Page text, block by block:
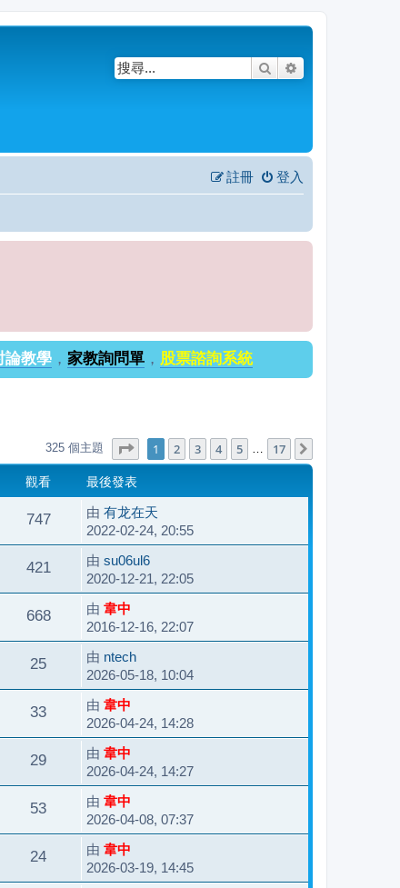
搜尋
登入
註冊
論教學 ， 家教詢問單 ， 股票諮詢系統
325 個主題 1頁 (共 17 頁)
1 2 3 4 5 … 17
觀看 最後發表
747 由 有龙在天
2022-02-24, 20:55
421 由 su06ul6
2020-12-21, 22:05
668 由 韋中
2016-12-16, 22:07
25 由 ntech
2026-05-18, 10:04
33 由 韋中
2026-04-24, 14:28
29 由 韋中
2026-04-24, 14:27
53 由 韋中
2026-04-08, 07:37
24 由 韋中
2026-03-19, 14:45